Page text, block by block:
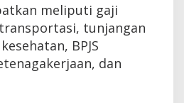
meliputi gaji
tunjangan
BPJS
dan